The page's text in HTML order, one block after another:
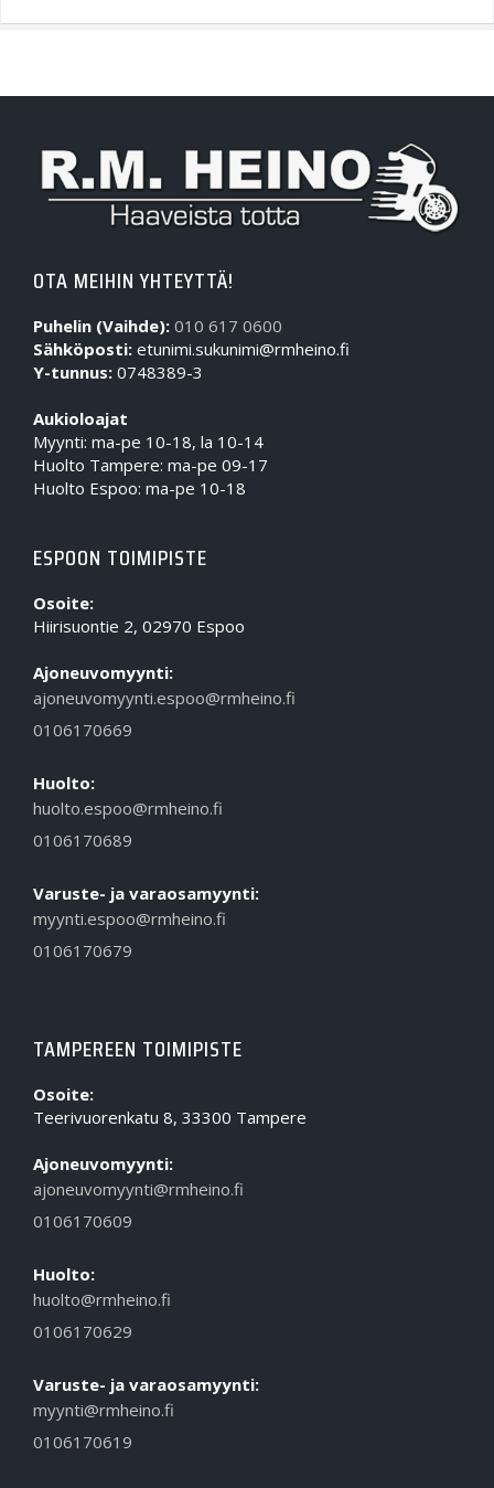
OTA MEIHIN YHTEYTTÄ!
Puhelin (Vaihde): 010 617 0600
Sähköposti: etunimi.sukunimi@rmheino.fi
Y-tunnus: 0748389-3
Aukioloajat
Myynti: ma-pe 10-18, la 10-14
Huolto Tampere: ma-pe 09-17
Huolto Espoo: ma-pe 10-18
ESPOON TOIMIPISTE
Osoite:
Hiirisuontie 2, 02970 Espoo
Ajoneuvomyynti:
ajoneuvomyynti.espoo@rmheino.fi
0106170669
Huolto:
huolto.espoo@rmheino.fi
0106170689
Varuste- ja varaosamyynti:
myynti.espoo@rmheino.fi
0106170679
TAMPEREEN TOIMIPISTE
Osoite:
Teerivuorenkatu 8, 33300 Tampere
Ajoneuvomyynti:
ajoneuvomyynti@rmheino.fi
0106170609
Huolto:
huolto@rmheino.fi
0106170629
Varuste- ja varaosamyynti:
myynti@rmheino.fi
0106170619